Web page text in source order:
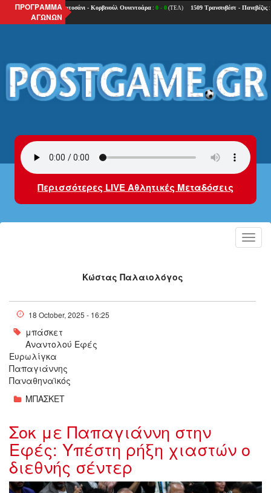
ΠΡΟΓΡΑΜΜΑ
ΑΓΩΝΩΝ
Περισσότερες LIVE Αθλητικές Μεταδόσεις
Κώστας Παλαιολόγος
18 October, 2025 - 16:25
μπάσκετ
Αναντολού Εφές
Ευρωλίγκα
Παπαγιάννης
Παναθηναϊκός
ΜΠΑΣΚΕΤ
Σοκ με Παπαγιάννη στην
Εφές: Υπέστη ρήξη χιαστών ο
διεθνής σέντερ